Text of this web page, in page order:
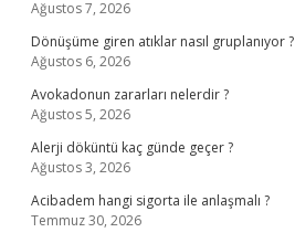
Ağustos 7, 2026
Dönüşüme giren atıklar nasıl gruplanıyor ?
Ağustos 6, 2026
Avokadonun zararları nelerdir ?
Ağustos 5, 2026
Alerji döküntü kaç günde geçer ?
Ağustos 3, 2026
Acibadem hangi sigorta ile anlaşmalı ?
Temmuz 30, 2026